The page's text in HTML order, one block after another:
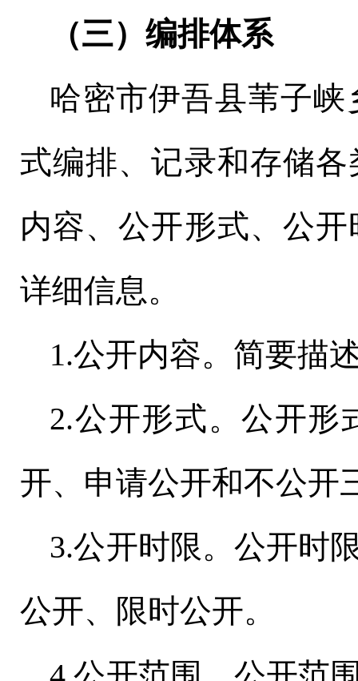
（三）编排体系
哈密市伊吾县苇子峡
式编排、记录和存储
内容、公开形式、公
详细信息。
1.公开内容。简要描
2.公开形式。公开形
开、申请公开和不公开
3.公开时限。公开时
公开、限时公开。